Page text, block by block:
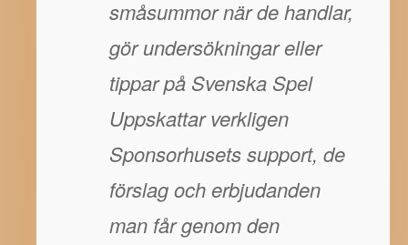
småsummor när de handlar,
gör undersökningar eller
tippar på Svenska Spel
Uppskattar verkligen
Sponsorhusets support, de
förslag och erbjudanden
man får genom den